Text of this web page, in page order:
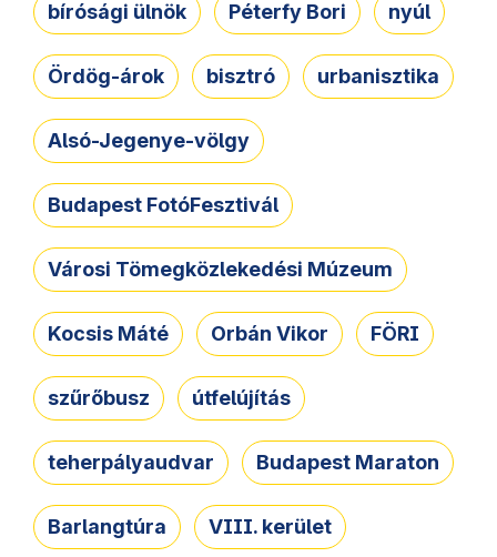
bírósági ülnök Péterfy Bori nyúl
Ördög-árok bisztró urbanisztika
Alsó-Jegenye-völgy
Budapest FotóFesztivál
Városi Tömegközlekedési Múzeum
Kocsis Máté Orbán Vikor FÖRI
szűrőbusz útfelújítás
teherpályaudvar Budapest Maraton
Barlangtúra VIII. kerület